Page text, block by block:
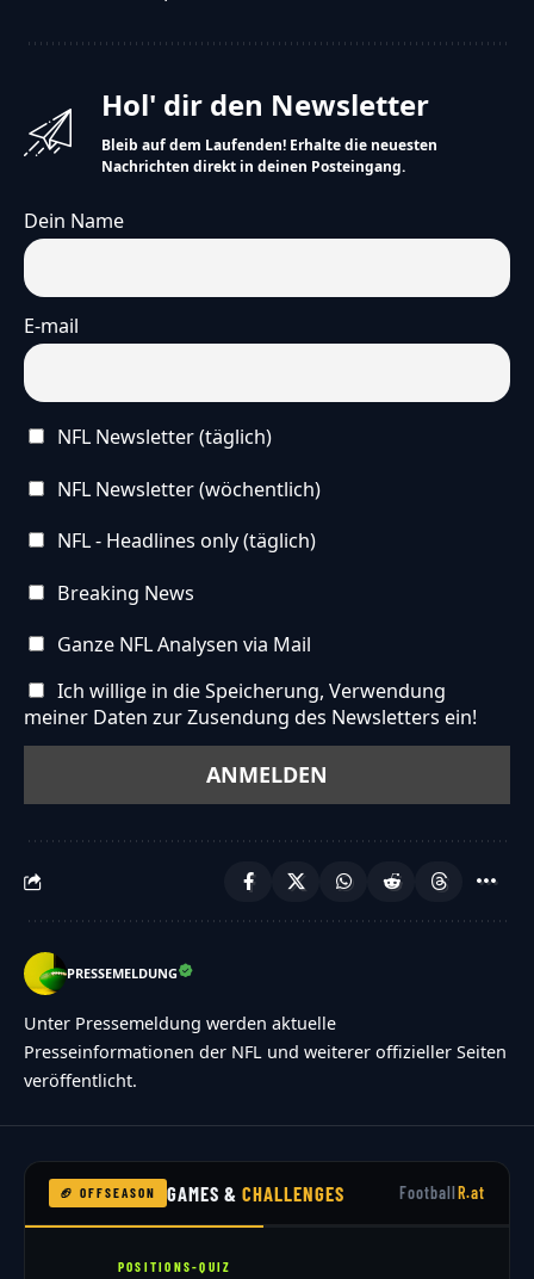
Hol' dir den Newsletter
Bleib auf dem Laufenden! Erhalte die neuesten
Nachrichten direkt in deinen Posteingang.
Dein Name
E-mail
NFL Newsletter (täglich)
NFL Newsletter (wöchentlich)
NFL - Headlines only (täglich)
Breaking News
Ganze NFL Analysen via Mail
Ich willige in die Speicherung, Verwendung
meiner Daten zur Zusendung des Newsletters ein!
PRESSEMELDUNG
Unter Pressemeldung werden aktuelle
Presseinformationen der NFL und weiterer offizieller Seiten
veröffentlicht.
🏈 OFFSEASON GAMES &CHALLENGES FootballR.at
POSITIONS-QUIZ